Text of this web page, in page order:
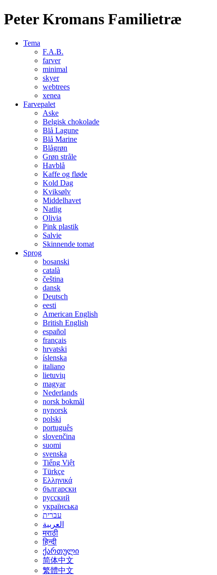
Peter Kromans Familietræ
Tema
F.A.B.
farver
minimal
skyer
webtrees
xenea
Farvepalet
Aske
Belgisk chokolade
Blå Lagune
Blå Marine
Blågrøn
Grøn stråle
Havblå
Kaffe og fløde
Kold Dag
Kviksølv
Middelhavet
Natlig
Olivia
Pink plastik
Salvie
Skinnende tomat
Sprog
bosanski
català
čeština
dansk
Deutsch
eesti
American English
British English
español
français
hrvatski
íslenska
italiano
lietuvių
magyar
Nederlands
norsk bokmål
nynorsk
polski
português
slovenčina
suomi
svenska
Tiếng Việt
Türkçe
Ελληνικά
български
русский
українська
עברית
العربية
मराठी
हिन्दी
ქართული
简体中文
繁體中文